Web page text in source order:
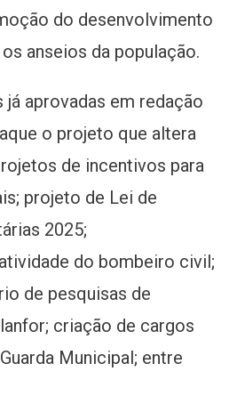
do desenvolvimento
anseios da população.
aprovadas em redação
o projeto que altera
de incentivos para
projeto de Lei de
2025;
do bombeiro civil;
de pesquisas de
criação de cargos
Municipal; entre